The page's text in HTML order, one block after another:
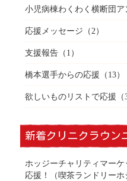
小児病棟わくわく横断団ア
応援メッセージ （2）
支援報告（1）
橋本選手からの応援 （13）
欲しいものリストで応援
新着クリニクラウン
ホッジーチャリティマー
応援！（喫茶ランドリーホ